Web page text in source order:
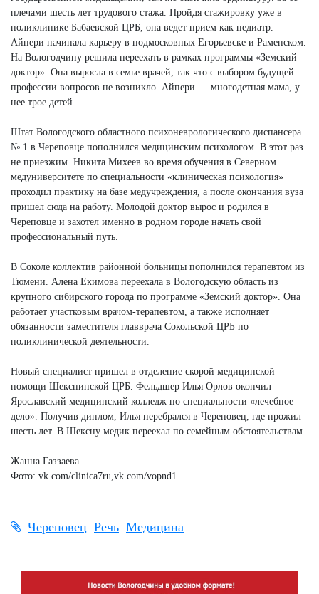
плечами шесть лет трудового стажа. Пройдя стажировку уже в
поликлинике Бабаевской ЦРБ, она ведет прием как педиатр.
Айпери начинала карьеру в подмосковных Егорьевске и Раменском.
На Вологодчину решила переехать в рамках программы «Земский
доктор». Она выросла в семье врачей, так что с выбором будущей
профессии вопросов не возникло. Айпери — многодетная мама, у
нее трое детей.
Штат Вологодского областного психоневрологического диспансера
№ 1 в Череповце пополнился медицинским психологом. В этот раз
не приезжим. Никита Михеев во время обучения в Северном
медуниверситете по специальности «клиническая психология»
проходил практику на базе медучреждения, а после окончания вуза
пришел сюда на работу. Молодой доктор вырос и родился в
Череповце и захотел именно в родном городе начать свой
профессиональный путь.
В Соколе коллектив районной больницы пополнился терапевтом из
Тюмени. Алена Екимова переехала в Вологодскую область из
крупного сибирского города по программе «Земский доктор». Она
работает участковым врачом-терапевтом, а также исполняет
обязанности заместителя главврача Сокольской ЦРБ по
поликлинической деятельности.
Новый специалист пришел в отделение скорой медицинской
помощи Шекснинской ЦРБ. Фельдшер Илья Орлов окончил
Ярославский медицинский колледж по специальности «лечебное
дело». Получив диплом, Илья перебрался в Череповец, где прожил
шесть лет. В Шексну медик переехал по семейным обстоятельствам.
Жанна Газзаева
Фото: vk.com/clinica7ru,vk.com/vopnd1
Череповец Речь Медицина